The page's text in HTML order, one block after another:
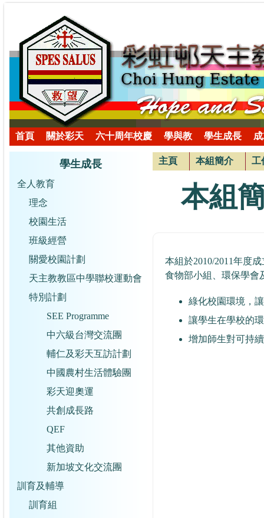
首頁 關於彩天 六十周年校慶 學與教 學生成長
學生成長
全人教育
理念
校園生活
班級經營
關愛校園計劃
天主教教區中學聯校運動會
特別計劃
SEE Programme
中六級台灣交流團
輔仁及彩天互訪計劃
中國農村生活體驗團
彩天迎奧運
共創成長路
QEF
其他資助
新加坡文化交流團
訓育及輔導
訓育組
主頁 本組簡介 工
本組
本組於2010/2011年度
食物部小組、環保學會
綠化校園環境，
讓學生在學校的
增加師生對可持